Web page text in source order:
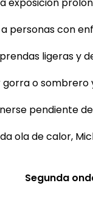
exposición
personas con
ligeras y
gorra o sombrero
pendiente
ola de calor,
Segunda